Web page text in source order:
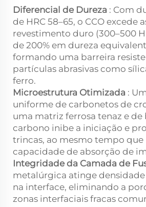
Diferencial de Dureza : Com
de HRC 58–65, o CCO excede
revestimento duro (300–500
de 200% em dureza
formando uma barreira
partículas abrasivas como
ferro.
Microestrutura Otimizada :
uniforme de carbonetos de
uma matriz ferrosa tenaz e de
carbono inibe a iniciação e
trincas, ao mesmo tempo que
capacidade de absorção de
Integridade da Camada de
metalúrgica atinge densidade
na interface, eliminando a
zonas interfaciais fracas